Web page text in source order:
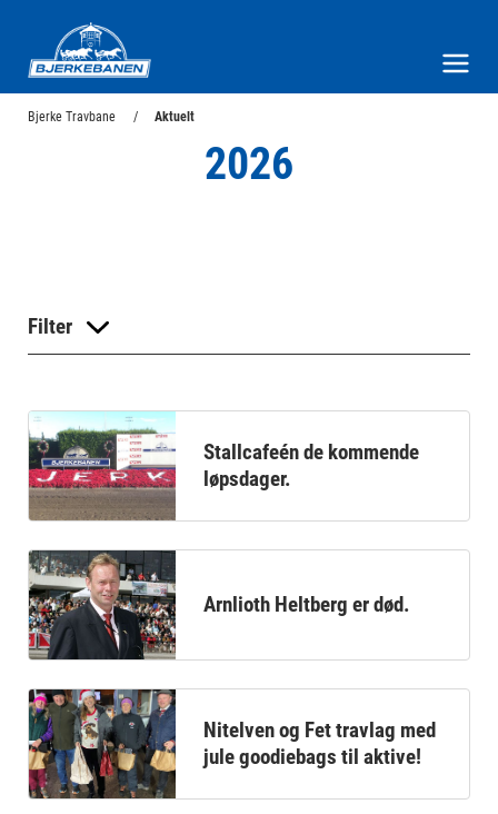
Bjerke Travbane Aktuelt
2026
Filter
Stallcafeén de kommende
løpsdager.
Arnlioth Heltberg er død.
Nitelven og Fet travlag med
jule goodiebags til aktive!